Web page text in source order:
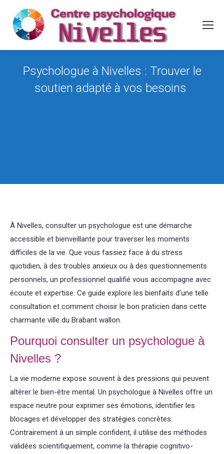
Psychologue à Nivelles : Trouver le
soutien adapté à vos besoins
À Nivelles, consulter un psychologue est une démarche
accessible et bienveillante pour traverser les moments
difficiles de la vie. Que vous fassiez face à du stress
quotidien, à des troubles anxieux ou à des questionnements
personnels, un professionnel qualifié vous accompagne avec
écoute et expertise. Ce guide explore les bienfaits d’une telle
consultation et comment choisir le bon praticien dans cette
charmante ville du Brabant wallon.
Pourquoi consulter un psychologue à
Nivelles ?
La vie moderne expose souvent à des pressions qui peuvent
altérer le bien-être mental. Un psychologue à Nivelles offre un
espace neutre pour exprimer ses émotions, identifier les
blocages et développer des stratégies concrètes.
Contrairement à un simple confident, il utilise des méthodes
validées scientifiquement, comme la thérapie cognitivo-